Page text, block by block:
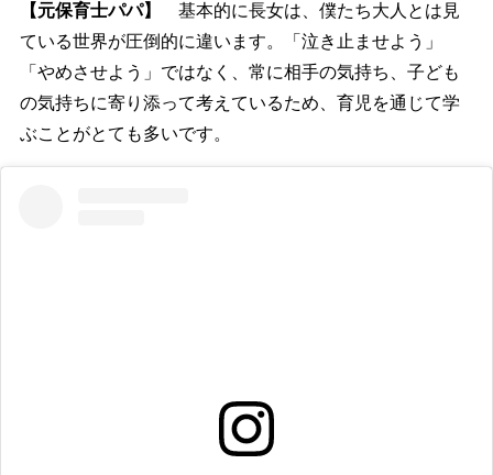
【元保育士パパ】
基本的に長女は、僕たち大人とは見
ている世界が圧倒的に違います。「泣き止ませよう」
「やめさせよう」ではなく、常に相手の気持ち、子ども
の気持ちに寄り添って考えているため、育児を通じて学
ぶことがとても多いです。